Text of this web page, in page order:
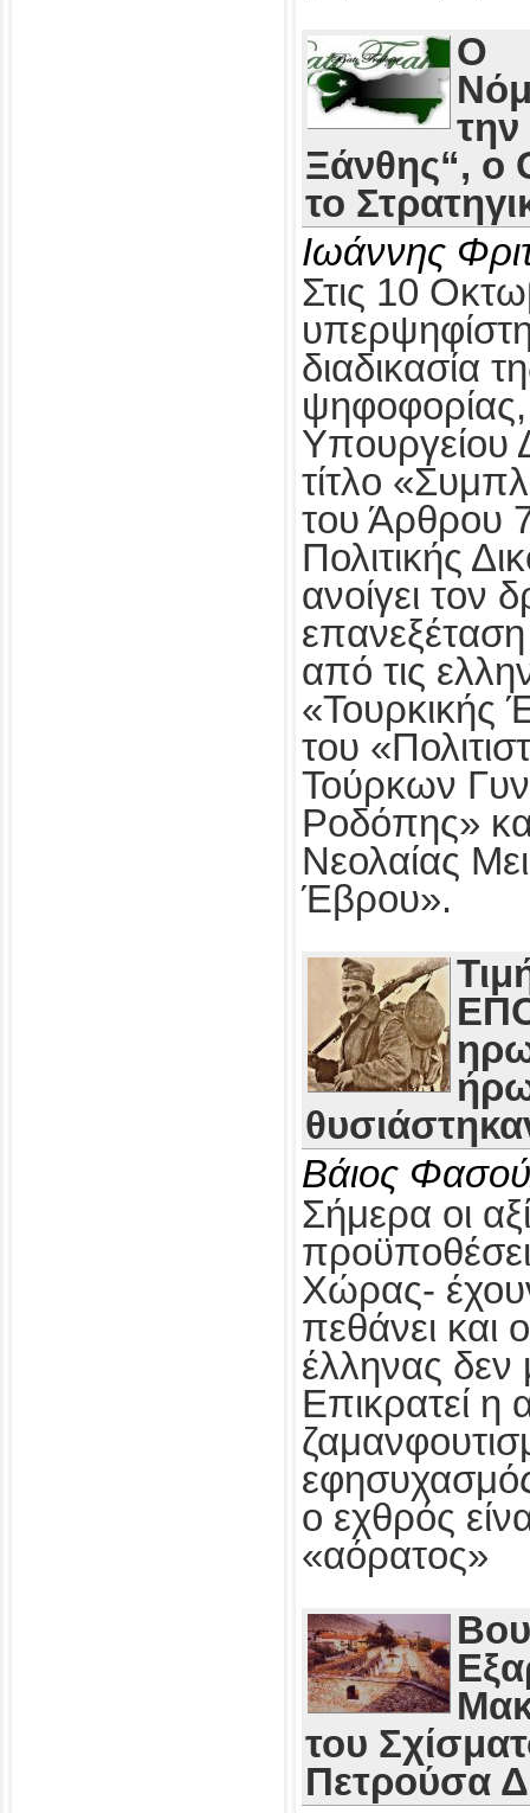
Ο
Ξάνθης“, ο
το
Ιωάννης
Στις 10
διαδικασία
Υπουργείου
τίτλο
του Άρθρου
Πολιτικής
ανοίγει τον
από τις
«Τουρκικής
του
Τούρκων
Ροδόπης»
Νεολαίας
Έβρου».
Βάιος
Σήμερα οι
Χώρας-
πεθάνει και
έλληνας δεν
Επικρατεί η
ο εχθρός
«αόρατος»
του
Πετρούσα